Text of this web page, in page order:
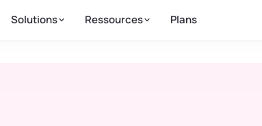
Solutions Ressources Plans